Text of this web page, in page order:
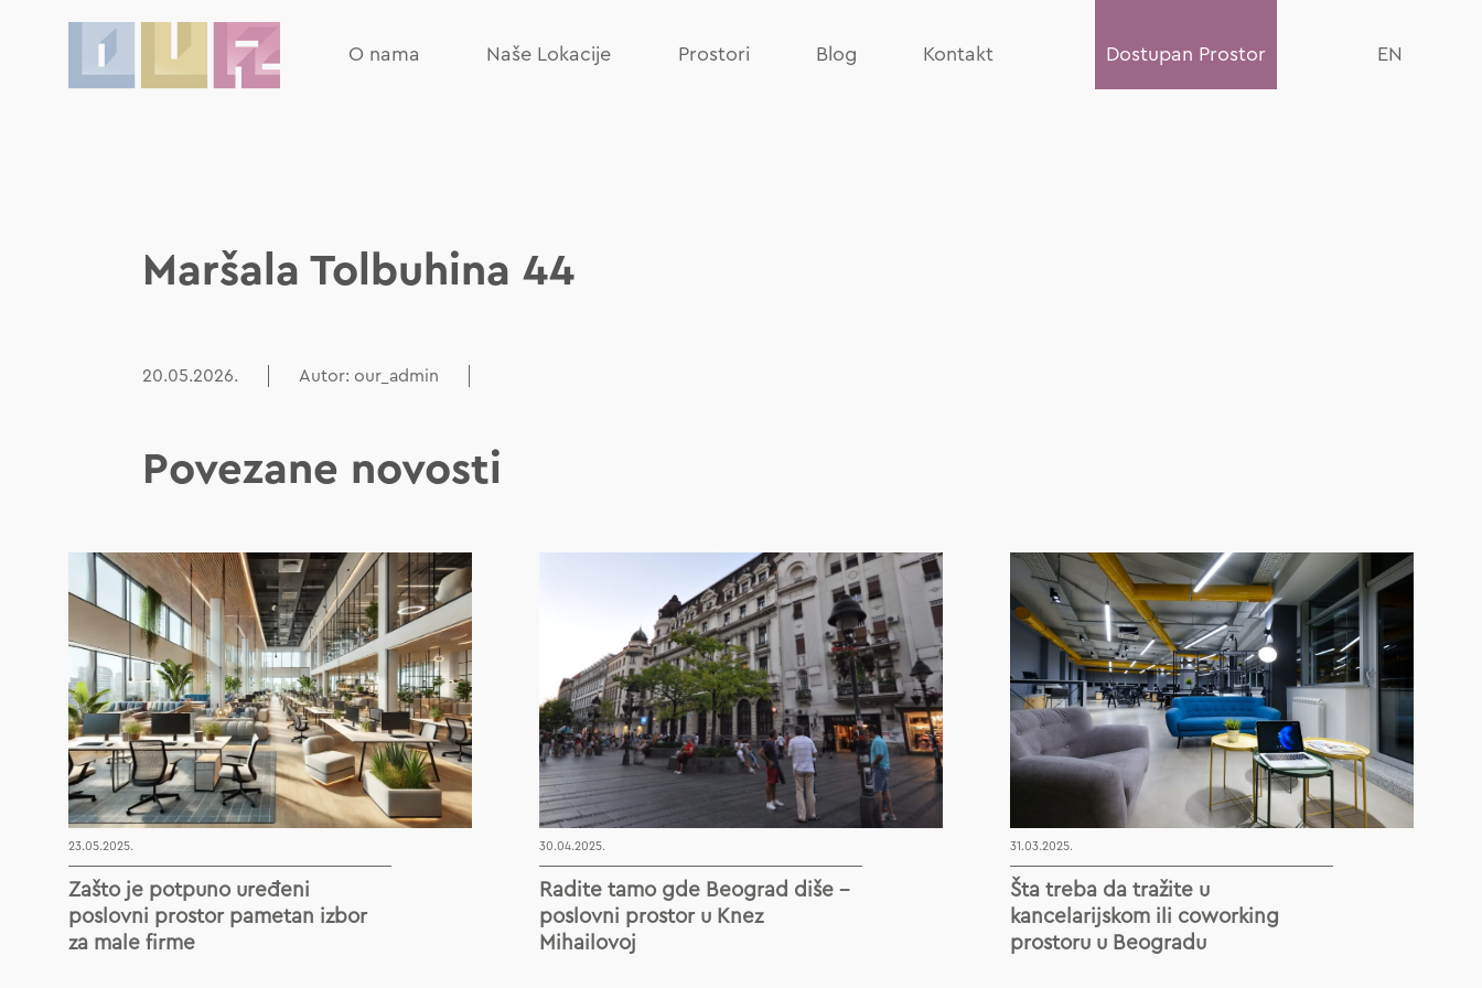
O nama Naše Lokacije Prostori Blog Kontakt Dostupan Prostor EN
Maršala Tolbuhina 44
20.05.2026. Autor: our_admin
Povezane novosti
23.05.2025.
Zašto je potpuno uređeni
poslovni prostor pametan izbor
za male firme
30.04.2025.
Radite tamo gde Beograd diše –
poslovni prostor u Knez
Mihailovoj
31.03.2025.
Šta treba da tražite u
kancelarijskom ili coworking
prostoru u Beogradu